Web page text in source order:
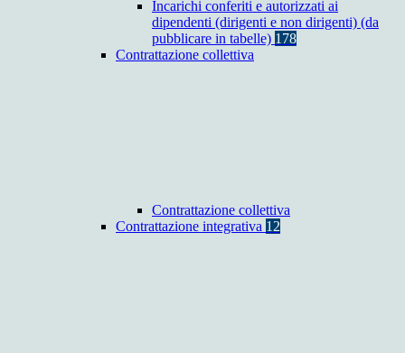
Incarichi conferiti e autorizzati ai
dipendenti (dirigenti e non dirigenti) (da
pubblicare in tabelle) 178
Contrattazione collettiva
Contrattazione collettiva
Contrattazione integrativa 12